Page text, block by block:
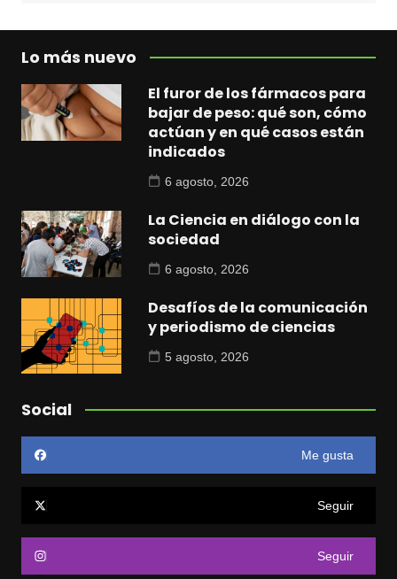
Lo más nuevo
El furor de los fármacos para
bajar de peso: qué son, cómo
actúan y en qué casos están
indicados
6 agosto, 2026
La Ciencia en diálogo con la
sociedad
6 agosto, 2026
Desafíos de la comunicación
y periodismo de ciencias
5 agosto, 2026
Social
Me gusta
Seguir
Seguir